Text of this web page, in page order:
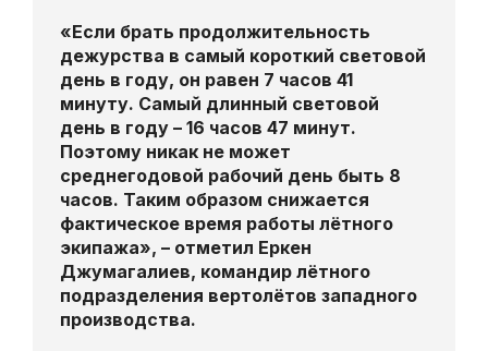
«Если брать продолжительность
дежурства в самый короткий световой
день в году, он равен 7 часов 41
минуту. Самый длинный световой
день в году – 16 часов 47 минут.
Поэтому никак не может
среднегодовой рабочий день быть 8
часов. Таким образом снижается
фактическое время работы лётного
экипажа», – отметил Еркен
Джумагалиев, командир лётного
подразделения вертолётов западного
производства.